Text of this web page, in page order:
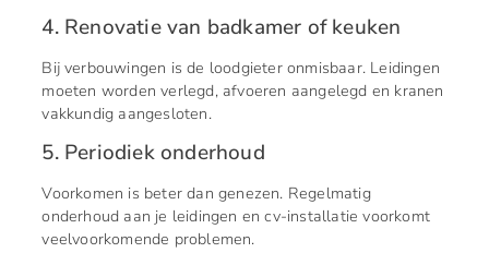
4. Renovatie van badkamer of keuken
Bij verbouwingen is de loodgieter onmisbaar. Leidingen
moeten worden verlegd, afvoeren aangelegd en kranen
vakkundig aangesloten.
5. Periodiek onderhoud
Voorkomen is beter dan genezen. Regelmatig
onderhoud aan je leidingen en cv-installatie voorkomt
veelvoorkomende problemen.